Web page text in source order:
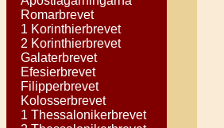
Romarbrevet
1 Korinthierbrevet
2 Korinthierbrevet
Galaterbrevet
Efesierbrevet
Filipperbrevet
Kolosserbrevet
1 Thessalonikerbrevet